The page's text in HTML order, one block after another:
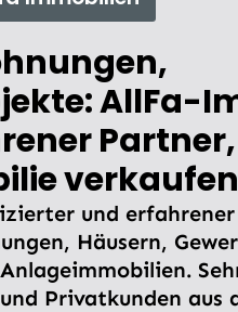
AllFa-
und
Häusern,
Privatkunden aus